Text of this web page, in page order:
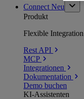
Connect Neu
Produkt
Flexible
Rest API
MCP
Integrationen
Dokumentation
Demo buchen
KI-Assistenten